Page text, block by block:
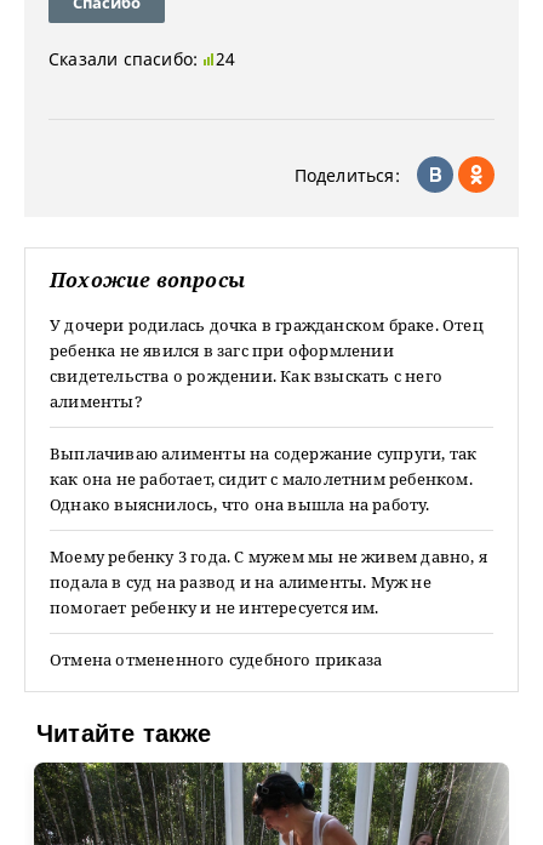
Сказали спасибо: 24
Поделиться:
Похожие вопросы
У дочери родилась дочка в гражданском браке. Отец
ребенка не явился в загс при оформлении
свидетельства о рождении. Как взыскать с него
алименты?
Выплачиваю алименты на содержание супруги, так
как она не работает, сидит с малолетним ребенком.
Однако выяснилось, что она вышла на работу.
Моему ребенку 3 года. С мужем мы не живем давно, я
подала в суд на развод и на алименты. Муж не
помогает ребенку и не интересуется им.
Отмена отмененного судебного приказа
Читайте также